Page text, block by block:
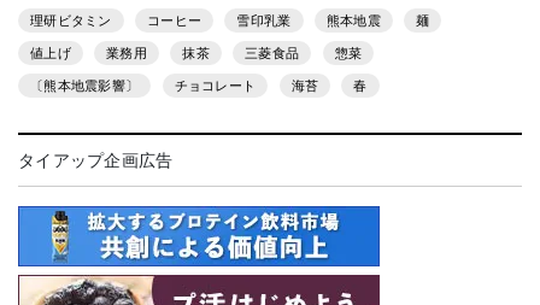
理研ビタミン コーヒー 雪印乳業 熊本地震 麺
値上げ 業務用 抹茶 三菱食品 惣菜
〔熊本地震影響〕 チョコレート 海苔 春
タイアップ企画広告